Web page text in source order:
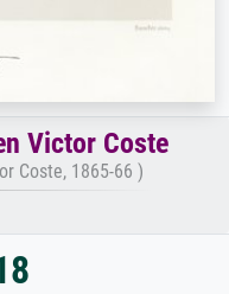
Victor Coste
Coste, 1865-66 )